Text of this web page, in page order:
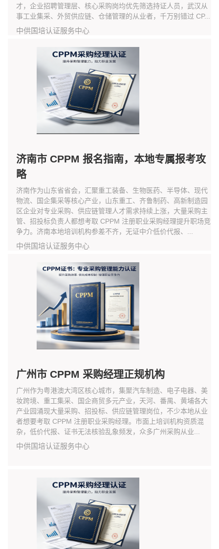
才，企业招聘管理层、核心采购岗均优先筛选持证人员，武汉从
事工业集采、外贸供应链、仓储管理的从业者，千万别错过 CP...
中供国培认证服务中心
济南市 CPPM 报名指南，本地专属报考攻
略
济南作为山东省省会，汇聚重工装备、生物医药、半导体、现代
物流、国企集采等核心产业，山东重工、齐鲁制药、高新制造园
区企业对专业采购、供应链管理人才需求持续上涨，大量采购主
管、招投标负责人都想考取 CPPM 注册职业采购经理提升职场竞
争力。济南本地培训机构参差不齐，无证中介低价代报、...
中供国培认证服务中心
广州市 CPPM 采购经理正规机构
广州作为粤港澳大湾区核心城市，集聚汽车制造、电子电器、美
妆跨境、重工集采、国企商贸多元产业，天河、番禺、黄埔各大
产业园涌现大量采购、招投标、供应链管理岗位，不少本地从业
者想要考取 CPPM 注册职业采购经理。市面上培训机构资质混
杂，低价代报、证书无法核验乱象频发，众多广州采购从业...
中供国培认证服务中心